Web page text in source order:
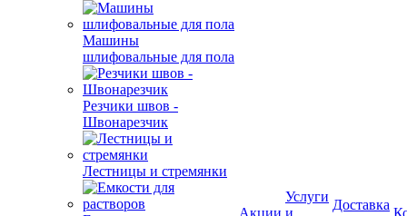
Машины
шлифовальные для пола
Резчики швов -
Швонарезчик
Лестницы и стремянки
Акции
Услуги
и
Доставка